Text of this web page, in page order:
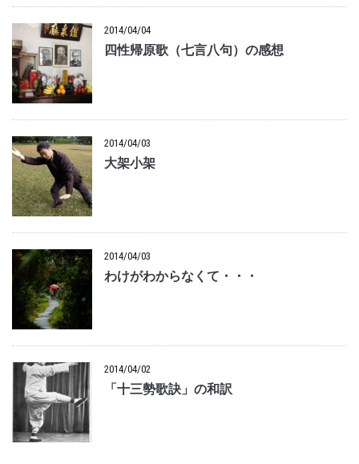
2014/04/04
四性帰原歌（七言八句）の感想
2014/04/03
大架小架
2014/04/03
わけがわからなくて・・・
2014/04/02
「十三勢歌訣」の和訳